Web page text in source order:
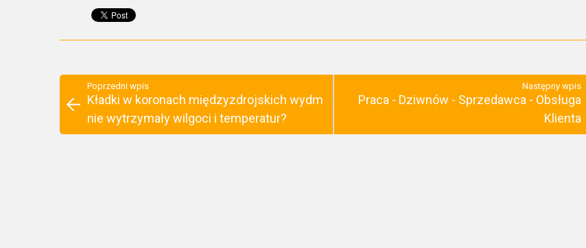
Poprzedni wpis
Kładki w koronach międzyzdrojskich wydm
nie wytrzymały wilgoci i temperatur?
Następny wpis
Praca - Dziwnów - Sprzedawca - Obsługa
Klienta